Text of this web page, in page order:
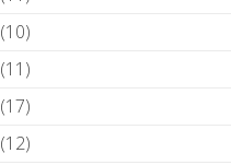
(10)
(11)
(17)
(12)